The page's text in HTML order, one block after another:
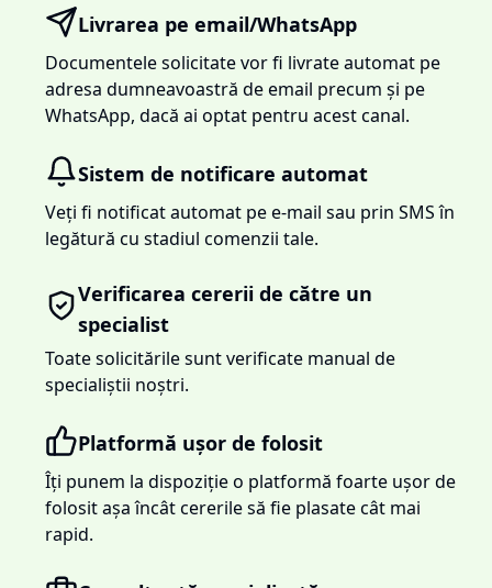
Livrarea pe email/WhatsApp
Documentele solicitate vor fi livrate automat pe
adresa dumneavoastră de email precum și pe
WhatsApp, dacă ai optat pentru acest canal.
Sistem de notificare automat
Veți fi notificat automat pe e-mail sau prin SMS în
legătură cu stadiul comenzii tale.
Verificarea cererii de către un
specialist
Toate solicitările sunt verificate manual de
specialiștii noștri.
Platformă ușor de folosit
Îți punem la dispoziție o platformă foarte ușor de
folosit așa încât cererile să fie plasate cât mai
rapid.